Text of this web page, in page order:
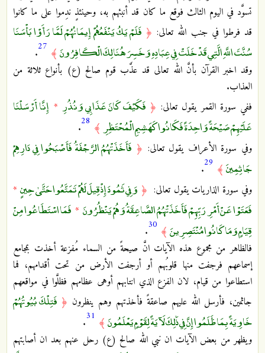
تسوَّد في اليوم الثالث فوقع ما كان قد أنبئهم به، وحينئذٍ ندِموا على ما كانوا
قد فرطوا في جنب الله تعالى: ﴿ فَلَمْ يَكُ يَنْفَعُهُمْ إِيمَانُهُمْ لَمَّا رَأَوْا بَأْسَنَا
سُنَّتَ اللَّهِ الَّتِي قَدْ خَلَتْ فِي عِبَادِهِ وَخَسِرَ هُنَالِكَ الْكَافِرُونَ ﴾ 27
.
وقد اخبر القرآن بأنَّ الله تعالى قد عذَّب قوم صالح (ع) بأنواع ثلاثة من
العذاب.
ففي سورة القمر يقول تعالى: ﴿ فَكَيْفَ كَانَ عَذَابِي وَنُذُرِ * إِنَّا أَرْسَلْنَا
عَلَيْهِمْ صَيْحَةً وَاحِدَةً فَكَانُوا كَهَشِيمِ الْمُحْتَظِرِ ﴾ 28
.
وفي سورة الأعراف يقول تعالى: ﴿ فَأَخَذَتْهُمُ الرَّجْفَةُ فَأَصْبَحُوا فِي دَارِهِمْ
جَاثِمِينَ ﴾ 29
.
وفي سورة الذاريات يقول تعالى: ﴿ وَفِي ثَمُودَ إِذْ قِيلَ لَهُمْ تَمَتَّعُوا حَتَّىٰ حِينٍ*
فَعَتَوْا عَنْ أَمْرِ رَبِّهِمْ فَأَخَذَتْهُمُ الصَّاعِقَةُ وَهُمْ يَنْظُرُونَ * فَمَا اسْتَطَاعُوا مِنْ
قِيَامٍ وَمَا كَانُوا مُنْتَصِرِينَ ﴾ 30
.
فالظاهر من مجموع هذه الآيات انَّ صيحةً من السماء مُفزعة أخذت بمجامع
إسماعهم فرجفت منها قلوبُهم أو أرجفت الأرض من تحت أقدامهم، فما
استطاعوا من قيام، لان الفزع الذي انتابهم أوهى عظامهم فظلَّوا في مواقعهم
جاثمين، فأرسل الله عليهم صاعقةً فأخذتهم وهم ينظرون ﴿ فَتِلْكَ بُيُوتُهُمْ
خَاوِيَةً بِمَا ظَلَمُوا إِنَّ فِي ذَٰلِكَ لَآيَةً لِقَوْمٍ يَعْلَمُونَ ﴾ 31
.
ويظهر من بعض الآيات ان نبي الله صالح (ع) رحل عنهم بعد ان أصابتهم